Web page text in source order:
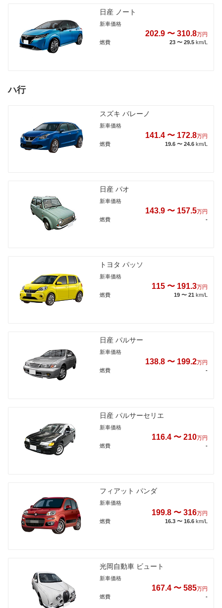
日産 ノート
新車価格
202.9 〜 310.8万円
燃費
23 〜 29.5 km/L
ハ行
スズキ バレーノ
新車価格
141.4 〜 172.8万円
燃費
19.6 〜 24.6 km/L
日産 パオ
新車価格
143.9 〜 157.5万円
燃費
-
トヨタ パッソ
新車価格
115 〜 191.3万円
燃費
19 〜 21 km/L
日産 パルサー
新車価格
138.8 〜 199.2万円
燃費
-
日産 パルサーセリエ
新車価格
116.4 〜 210万円
燃費
-
フィアット パンダ
新車価格
199.8 〜 316万円
燃費
16.3 〜 16.6 km/L
光岡自動車 ビュート
新車価格
167.4 〜 585万円
燃費
-